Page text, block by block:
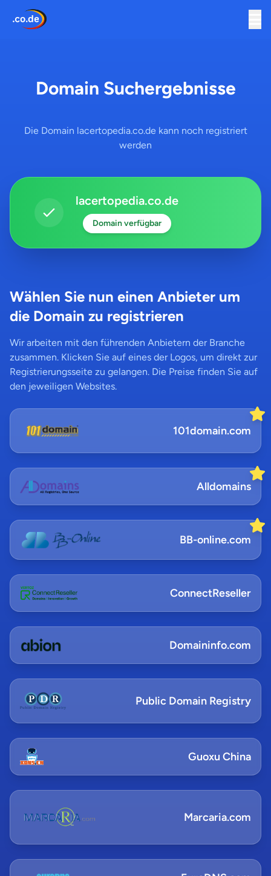
Domain Suchergebnisse
Die Domain lacertopedia.co.de kann noch registriert
werden
lacertopedia.co.de
Domain verfügbar
Wählen Sie nun einen Anbieter um
die Domain zu registrieren
Wir arbeiten mit den führenden Anbietern der Branche
zusammen. Klicken Sie auf eines der Logos, um direkt zur
Registrierungsseite zu gelangen. Die Preise finden Sie auf
den jeweiligen Websites.
101domain.com
Alldomains
BB-online.com
ConnectReseller
Domaininfo.com
Public Domain Registry
Guoxu China
Marcaria.com